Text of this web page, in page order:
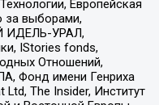
Европейская
за выборами,
ИДЕЛЬ-УРАЛ,
IStories fonds,
Отношений,
Фонд имени Генриха
Ltd, The Insider, Институт